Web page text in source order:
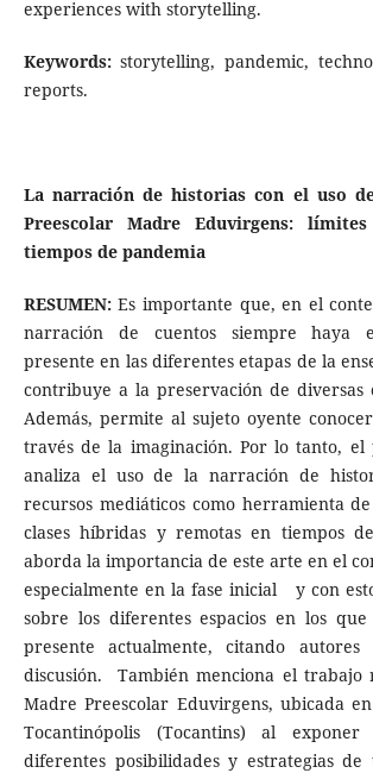
experiences with storytelling.
Keywords:storytelling, pandemic,
reports.
La narración de historias con el uso
Preescolar Madre Eduvirgens:
tiempos de pandemia
RESUMEN:Es importante que, en el
narración de cuentos siempre haya
presente en las diferentes etapas de la
contribuye a la preservación de diversas
Además, permite al sujeto oyente
través de la imaginación. Por lo tanto, el
analiza el uso de la narración de
recursos mediáticos como herramienta
clases híbridas y remotas en tiempos
aborda la importancia de este arte en el
especialmente en la fase inicial y con
sobre los diferentes espacios en los
presente actualmente, citando
discusión. También menciona el trabajo
Madre Preescolar Eduvirgens, ubicada
Tocantinópolis (Tocantins) al exponer
diferentes posibilidades y estrategias de